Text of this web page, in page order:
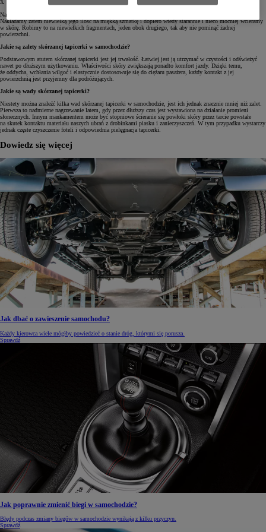
3. Pielęgnacja tapicerki
Na koniec pozostaje nam pokryć tak odczyszczoną tapicerkę specjalnym preparatem pielęgnacyjnym.
Nakładamy zatem niewielką jego ilość na miękką szmatkę i dopiero wtedy starannie i nieco mocniej wcieramy
w skórę. Robimy to na niewielkich fragmentach, jeden obok drugiego, tak aby nie pominąć żadnej
powierzchni.
Jakie są zalety skórzanej tapicerki w samochodzie?
Podstawowym atutem skórzanej tapicerki jest jej trwałość. Łatwiej jest ją utrzymać w czystości i odświeżyć
nawet po dłuższym użytkowaniu. Właściwości skóry zwiększają ponadto komfort jazdy. Dzięki temu,
że oddycha, wchłania wilgoć i elastycznie dostosowuje się do ciężaru pasażera, każdy kontakt z jej
powierzchnią jest przyjemny dla podróżujących.
Jakie są wady skórzanej tapicerki?
Niestety można znaleźć kilka wad skórzanej tapicerki w samochodzie, jest ich jednak znacznie mniej niż zalet.
Pierwsza to nadmierne nagrzewanie latem, gdy przez dłuższy czas jest wystawiona na działanie promieni
słonecznych. Innym mankamentem może być stopniowe ścieranie się powłoki skóry przez tarcie powstałe
na skutek kontaktu materiału naszych ubrań z drobinkami piasku i zanieczyszczeń. W tym przypadku wystarczy
jednak częste czyszczenie foteli i odpowiednia pielęgnacja tapicerki.
Dowiedz się więcej
Jak dbać o zawieszenie samochodu?
Każdy kierowca wiele mógłby powiedzieć o stanie dróg, którymi się porusza.
Sprawdź
Jak poprawnie zmienić biegi w samochodzie?
Błędy podczas zmiany biegów w samochodzie wynikają z kilku przyczyn.
Sprawdź